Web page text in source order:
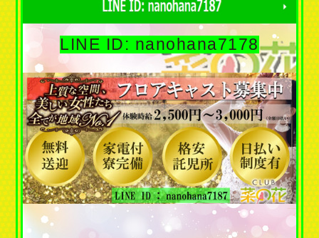
LINE ID: nanohana7178